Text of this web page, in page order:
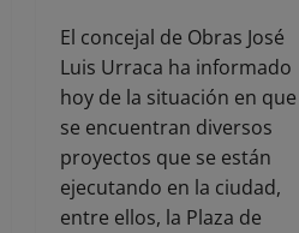
El concejal de Obras José
Luis Urraca ha informado
hoy de la situación en que
se encuentran diversos
proyectos que se están
ejecutando en la ciudad,
entre ellos, la Plaza de